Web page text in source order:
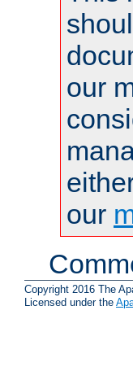
our
our
Copyright 2016 The
Licensed under the